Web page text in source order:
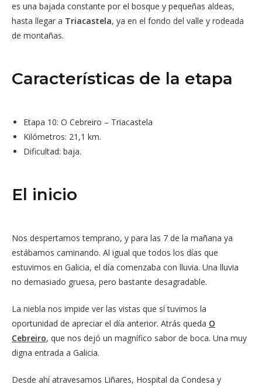
es una bajada constante por el bosque y pequeñas aldeas,
hasta llegar a Triacastela, ya en el fondo del valle y rodeada
de montañas.
Características de la etapa
Etapa 10: O Cebreiro – Triacastela
Kilómetros: 21,1 km.
Dificultad: baja.
El inicio
Nos despertamos temprano, y para las 7 de la mañana ya
estábamos caminando. Al igual que todos los días que
estuvimos en Galicia, el día comenzaba con lluvia. Una lluvia
no demasiado gruesa, pero bastante desagradable.
La niebla nos impide ver las vistas que sí tuvimos la
oportunidad de apreciar el día anterior. Atrás queda O
Cebreiro, que nos dejó un magnífico sabor de boca. Una muy
digna entrada a Galicia.
Desde ahí atravesamos Liñares, Hospital da Condesa y